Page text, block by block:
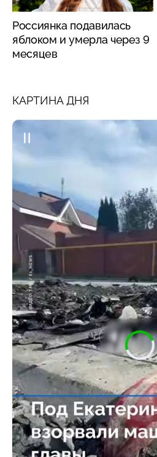
Россиянка подавилась
яблоком и умерла через 9
месяцев
КАРТИНА ДНЯ